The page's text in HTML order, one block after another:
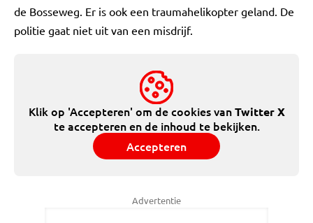
de Bosseweg. Er is ook een traumahelikopter geland. De
politie gaat niet uit van een misdrijf.
Klik op 'Accepteren' om de cookies vanTwitter X
te accepteren en de inhoud te bekijken.
Accepteren
Advertentie